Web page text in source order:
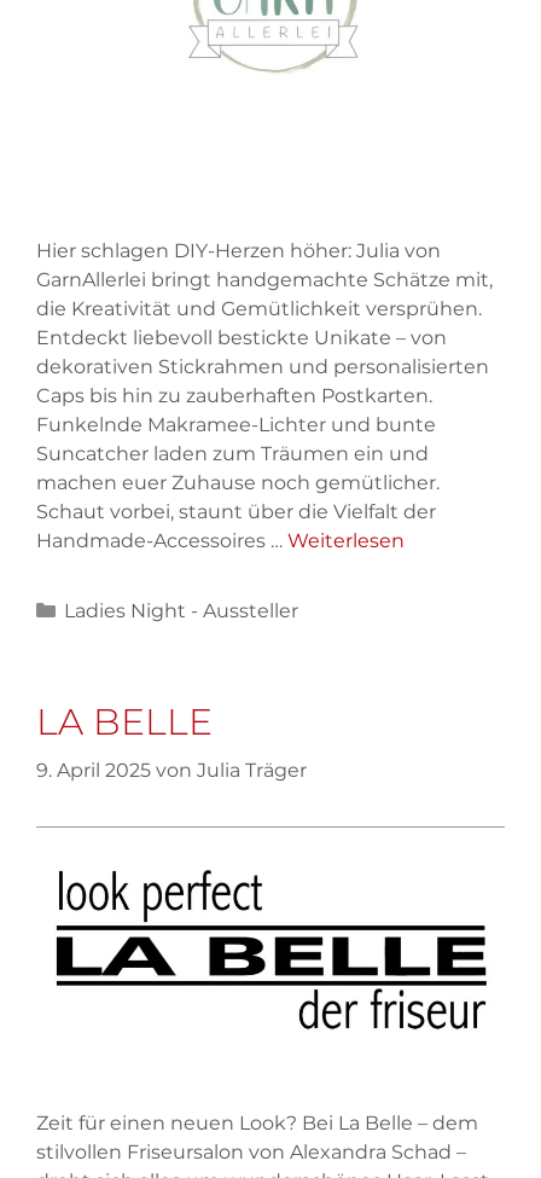
Hier schlagen DIY-Herzen höher: Julia von
GarnAllerlei bringt handgemachte Schätze mit,
die Kreativität und Gemütlichkeit versprühen.
Entdeckt liebevoll bestickte Unikate – von
dekorativen Stickrahmen und personalisierten
Caps bis hin zu zauberhaften Postkarten.
Funkelnde Makramee-Lichter und bunte
Suncatcher laden zum Träumen ein und
machen euer Zuhause noch gemütlicher.
Schaut vorbei, staunt über die Vielfalt der
Handmade-Accessoires … Weiterlesen
Ladies Night - Aussteller
LA BELLE
9. April 2025 von Julia Träger
Zeit für einen neuen Look? Bei La Belle – dem
stilvollen Friseursalon von Alexandra Schad –